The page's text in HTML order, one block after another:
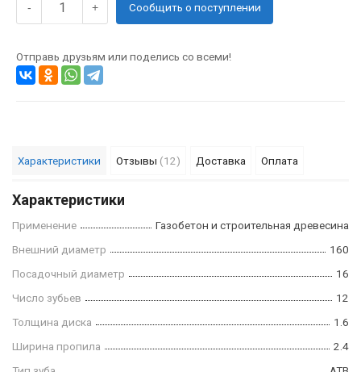
- + Сообщить о поступлении
Отправь друзьям или поделись со всеми!
Характеристики Отзывы (12) Доставка Оплата
Характеристики
Применение
Газобетон и строительная древесина
Внешний диаметр
160
Посадочный диаметр
16
Число зубьев
12
Толщина диска
1.6
Ширина пропила
2.4